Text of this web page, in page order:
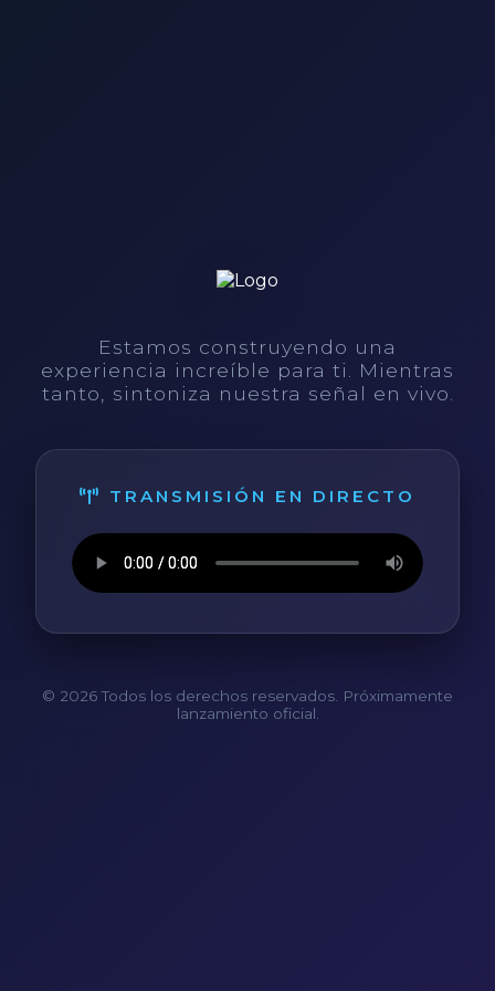
Estamos construyendo una
experiencia increíble para ti. Mientras
tanto, sintoniza nuestra señal en vivo.
TRANSMISIÓN EN DIRECTO
© 2026 Todos los derechos reservados. Próximamente
lanzamiento oficial.